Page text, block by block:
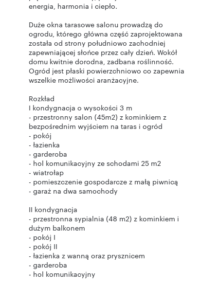
energia, harmonia i ciepło.
Duże okna tarasowe salonu prowadzą do
ogrodu, którego główna część zaprojektowana
została od strony południowo zachodniej
zapewniającej słońce przez cały dzień. Wokół
domu kwitnie dorodna, zadbana roślinność.
Ogród jest płaski powierzchniowo co zapewnia
wszelkie możliwości aranżacyjne.
Rozkład
I kondygnacja o wysokości 3 m
- przestronny salon (45m2) z kominkiem z
bezpośrednim wyjściem na taras i ogród
- pokój
- łazienka
- garderoba
- hol komunikacyjny ze schodami 25 m2
- wiatrołap
- pomieszczenie gospodarcze z małą piwnicą
- garaż na dwa samochody
II kondygnacja
- przestronna sypialnia (48 m2) z kominkiem i
dużym balkonem
- pokój I
- pokój II
- łazienka z wanną oraz prysznicem
- garderoba
- hol komunikacyjny